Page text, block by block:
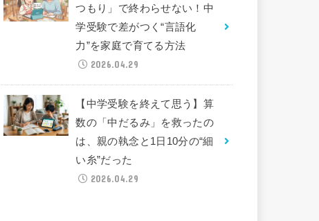
つもり」で終わらせない！中
学受験で差がつく“言語化
力”を家庭で育てる方法
2026.04.29
【中学受験を終えて思う】算
数の「中だるみ」を救ったの
は、親の執念と1日10分の“細
い糸”だった
2026.04.29